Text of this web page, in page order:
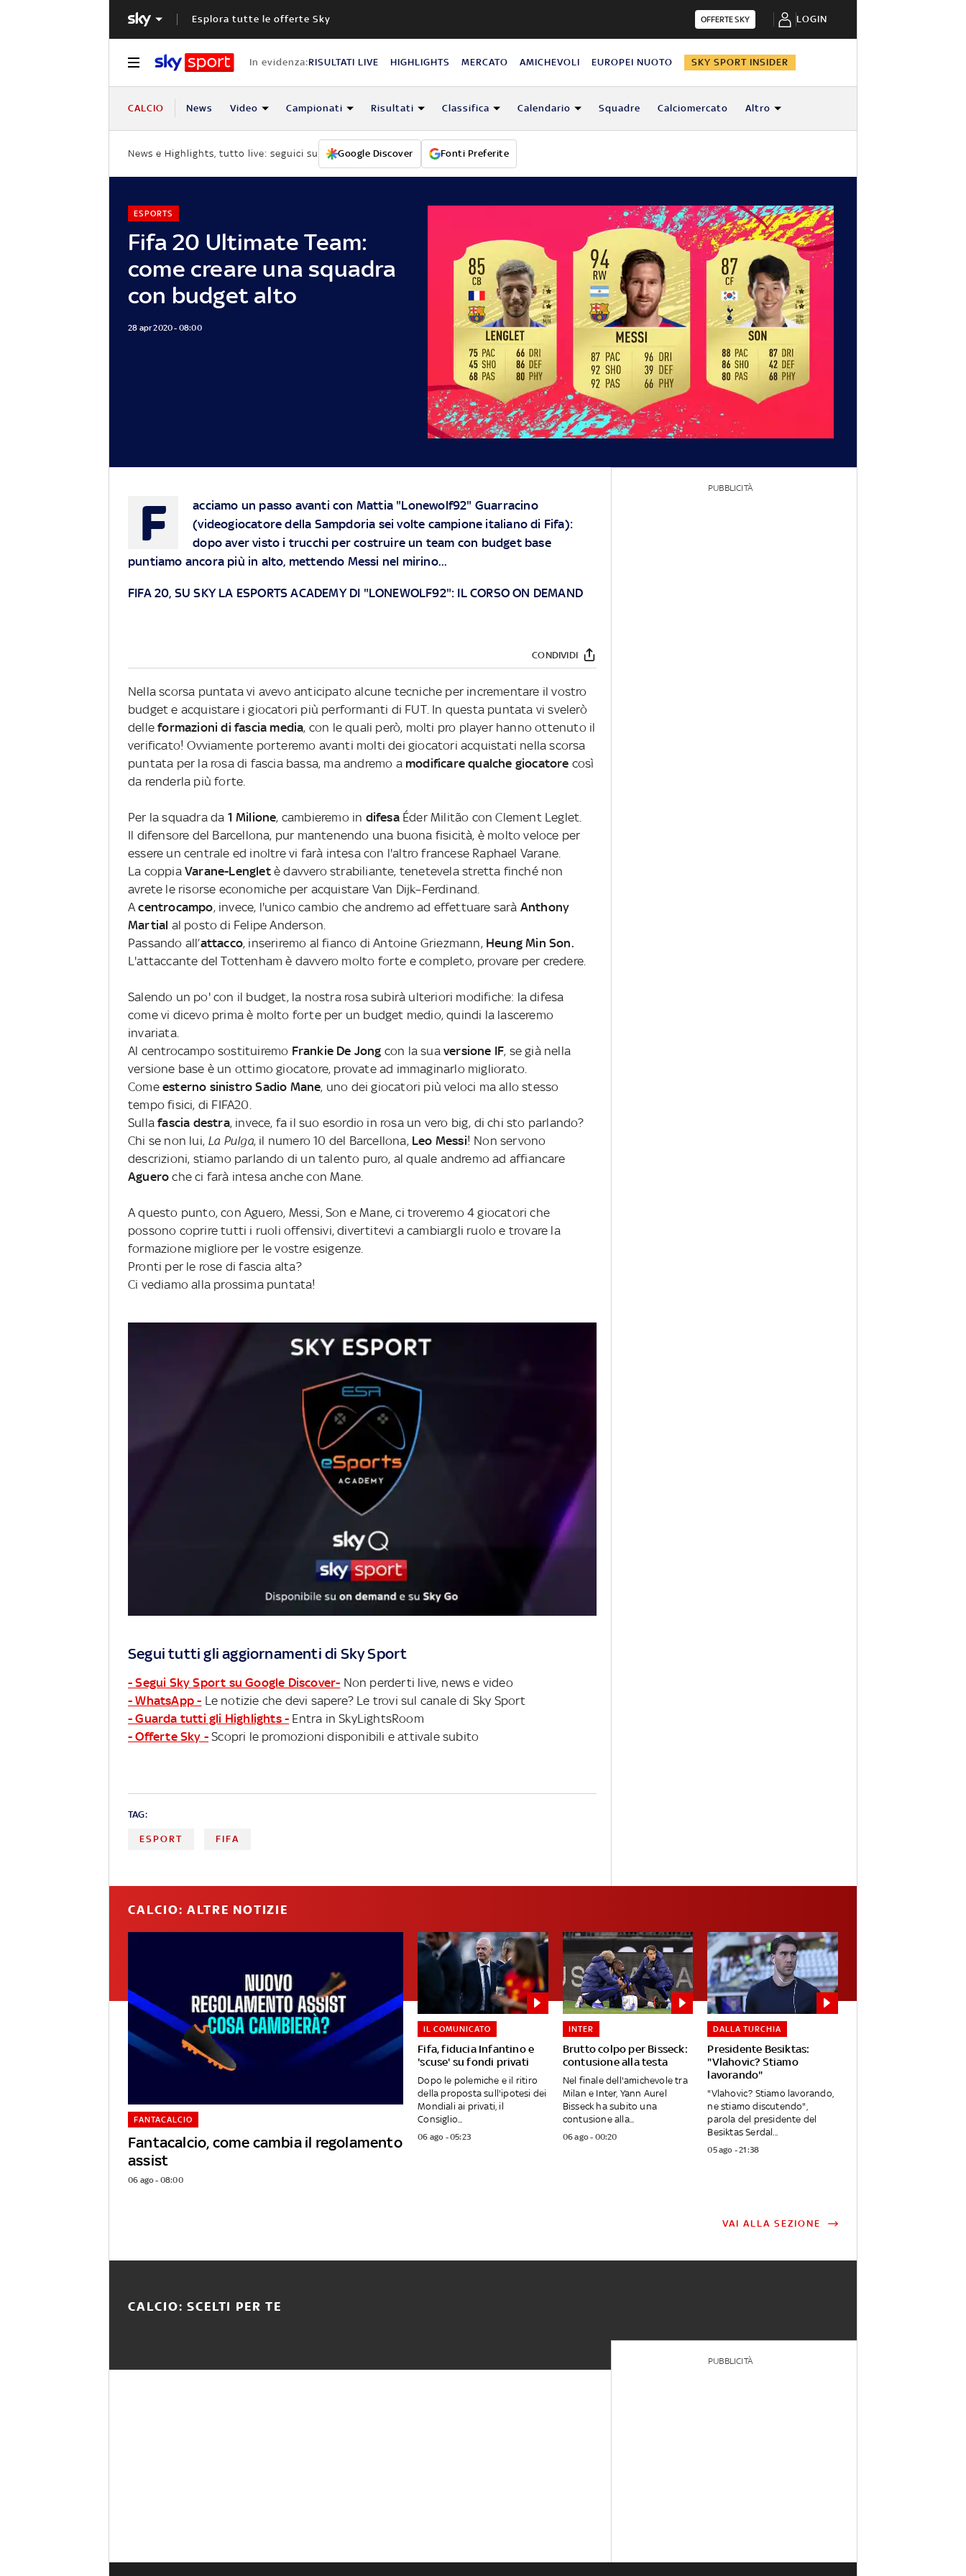
Esplora tutte le offerte Sky OFFERTE SKY LOGIN
In evidenza:RISULTATI LIVE HIGHLIGHTS MERCATO AMICHEVOLI EUROPEI NUOTO SKY SPORT INSIDER
CALCIO News Video Campionati Risultati Classifica Calendario Squadre Calciomercato Altro
News e Highlights, tutto live: seguici su Google Discover Fonti Preferite
Fifa 20 Ultimate Team:
come creare una squadra
con budget alto
ESPORTS
28 apr 2020 - 08:00
F
acciamo un passo avanti con Mattia "Lonewolf92" Guarracino
(videogiocatore della Sampdoria sei volte campione italiano di Fifa):
dopo aver visto i trucchi per costruire un team con budget base
puntiamo ancora più in alto, mettendo Messi nel mirino...
FIFA 20, SU SKY LA ESPORTS ACADEMY DI "LONEWOLF92": IL CORSO ON DEMAND
CONDIVIDI
Nella scorsa puntata vi avevo anticipato alcune tecniche per incrementare il vostro
budget e acquistare i giocatori più performanti di FUT. In questa puntata vi svelerò
delleformazioni di fascia media, con le quali però, molti pro player hanno ottenuto il
verificato!Ovviamente porteremo avanti molti dei giocatori acquistati nella scorsa
puntata per la rosa di fascia bassa, ma andremo a modificare qualche giocatore così
da renderla più forte.
Per la squadra da 1 Milione, cambieremo in difesa Éder Militão con Clement Leglet.
Il difensore del Barcellona, pur mantenendo una buona fisicità, è molto veloce per
essere un centrale ed inoltre vi farà intesa con l'altro francese Raphael Varane.
La coppia Varane-Lengletè davvero strabiliante, tenetevela stretta finché non
avrete le risorse economiche per acquistare Van Dijk–Ferdinand.
Acentrocampo, invece, l'unico cambio che andremo ad effettuare sarà Anthony
Martial al posto di Felipe Anderson.
Passando all’attacco, inseriremo al fianco di Antoine Griezmann, Heung Min Son.
L'attaccante del Tottenham è davvero molto forte e completo, provare per credere.
Salendo un po' con il budget, la nostra rosa subirà ulteriori modifiche: la difesa
come vi dicevo prima è molto forte per un budget medio, quindi la lasceremo
invariata.
Al centrocampo sostituiremo Frankie De Jong con la suaversione IF, se già nella
versione base è un ottimo giocatore, provate ad immaginarlo migliorato.
Come esterno sinistro Sadio Mane, uno dei giocatori più veloci ma allo stesso
tempo fisici, di FIFA20.
Sullafascia destra, invece, fa il suo esordio in rosa un vero big, di chi sto parlando?
Chi se non lui, La Pulga, il numero 10 del Barcellona, Leo Messi! Non servono
descrizioni, stiamo parlando di un talento puro, al quale andremo ad affiancare
Agueroche ci farà intesa anche con Mane.
A questo punto, con Aguero, Messi, Son e Mane, ci troveremo 4 giocatori che
possono coprire tutti i ruoli offensivi, divertitevi a cambiargli ruolo e trovare la
formazione migliore per le vostre esigenze.
Pronti per le rose di fascia alta?
Ci vediamo alla prossima puntata!
Segui tutti gli aggiornamenti di Sky Sport
- Segui Sky Sport su Google Discover- Non perderti live, news e video
- WhatsApp - Le notizie che devi sapere? Le trovi sul canale di Sky Sport
- Guarda tutti gli Highlights - Entra in SkyLightsRoom
- Offerte Sky - Scopri le promozioni disponibili e attivale subito
TAG:
ESPORT FIFA
PUBBLICITÀ
CALCIO: ALTRE NOTIZIE
Fantacalcio, come cambia il regolamento
assist
FANTACALCIO
06 ago - 08:00
Fifa, fiducia Infantino e
'scuse' su fondi privati
IL COMUNICATO
Dopo le polemiche e il ritiro
della proposta sull'ipotesi dei
Mondiali ai privati, il
Consiglio...
06 ago - 05:23
Brutto colpo per Bisseck:
contusione alla testa
INTER
Nel finale dell'amichevole tra
Milan e Inter, Yann Aurel
Bisseck ha subito una
contusione alla...
06 ago - 00:20
Presidente Besiktas:
"Vlahovic? Stiamo
lavorando"
DALLA TURCHIA
"Vlahovic? Stiamo lavorando,
ne stiamo discutendo",
parola del presidente del
Besiktas Serdal...
05 ago - 21:38
VAI ALLA SEZIONE
CALCIO: SCELTI PER TE
PUBBLICITÀ